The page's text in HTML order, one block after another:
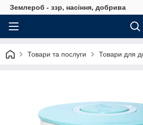
Землероб - ззр, насіння, добрива
Товари та послуги Товари для